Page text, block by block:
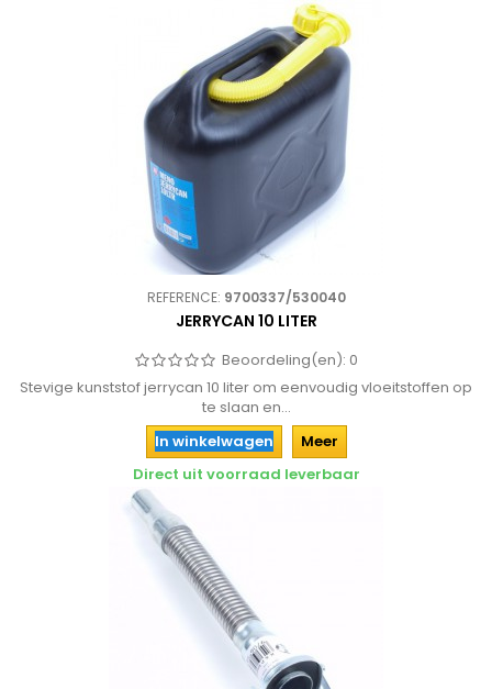
REFERENCE: 9700337/530040
JERRYCAN 10 LITER
Beoordeling(en): 0
Stevige kunststof jerrycan 10 liter om eenvoudig vloeitstoffen op
te slaan en...
In winkelwagen
Meer
Direct uit voorraad leverbaar